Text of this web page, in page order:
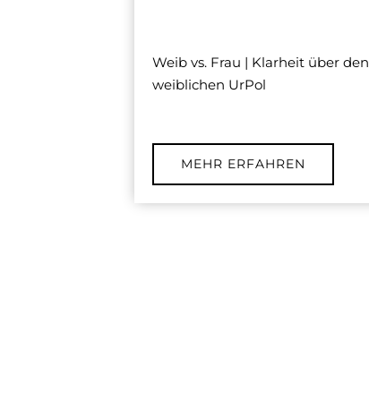
Weib vs. Frau | Klarheit über den
weiblichen UrPol
MEHR ERFAHREN